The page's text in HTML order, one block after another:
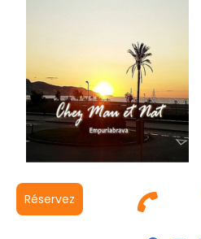
Réservez